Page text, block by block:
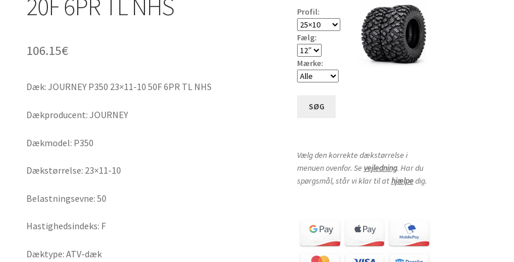
20F 6PR TL NHS
106.15€
Dæk: JOURNEY P350 23×11-10 50F 6PR TL NHS
Dækproducent: JOURNEY
Dækmodel: P350
Dækstørrelse: 23×11-10
Belastningsevne: 50
Hastighedsindeks: F
Dæktype: ATV-dæk
Profil:
Fælg:
Mærke:
SØG
Vælg den korrekte dækstørrelse i
menuen ovenfor. Se vejledning. Har du
spørgsmål, står vi klar til athjælpedig.